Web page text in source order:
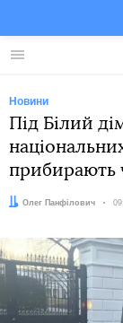
Меню
Новини
Під Білий
прибирають
Автор:
Олег Панфілович